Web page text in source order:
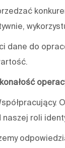
dane do
naszej roli